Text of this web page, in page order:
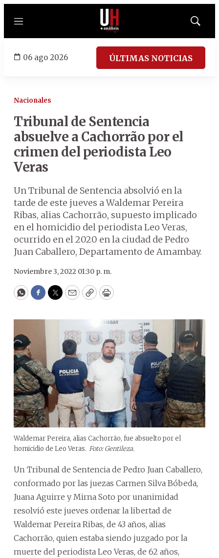
Menú
Mostrar
06 ago 2026 ÚLTIMAS NOTICIAS
Nacionales
Tribunal de Sentencia
absuelve a Cachorrão por el
crimen del periodista Leo
Veras
Un Tribunal de Sentencia absolvió en la
tarde de este jueves a Waldemar Pereira
Ribas, alias Cachorrão, supuesto implicado
en el homicidio del periodista Leo Veras,
ocurrido en el 2020 en la ciudad de Pedro
Juan Caballero, Departamento de Amambay.
Noviembre 3, 2022 01:30 p. m.
WhatsApp
Facebook
Twitter
EmailCopyPrint
Waldemar Pereira, alias Cachorrão, fue absuelto por el
homicidio de Leo Veras. Foto: Gentileza.
Un Tribunal de Sentencia de Pedro Juan Caballero,
conformado por las juezas Carmen Silva Bóbeda,
Juana Aguirre y Mirna Soto por unanimidad
resolvió este jueves ordenar la libertad de
Waldemar Pereira Ribas, de 43 años, alias
Cachorrão, quien estaba siendo juzgado por la
muerte del periodista Leo Veras, de 62 años,